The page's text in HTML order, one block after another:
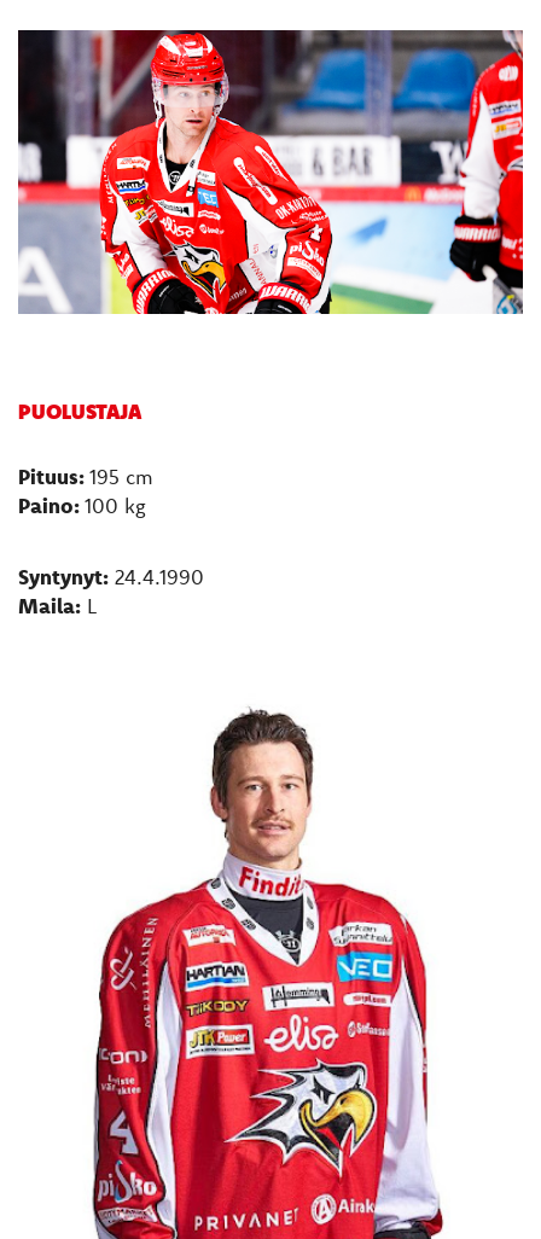
​​​​​​​PUOLUSTAJA
Pituus:195 cm
Paino:​100 kg
Syntynyt: 24.4.1990​​​​​​​
Maila: L